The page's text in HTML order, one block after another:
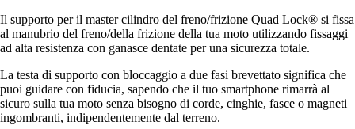
Il supporto per il master cilindro del freno/frizione Quad Lock® si fissa
al manubrio del freno/della frizione della tua moto utilizzando fissaggi
ad alta resistenza con ganasce dentate per una sicurezza totale.
La testa di supporto con bloccaggio a due fasi brevettato significa che
puoi guidare con fiducia, sapendo che il tuo smartphone rimarrà al
sicuro sulla tua moto senza bisogno di corde, cinghie, fasce o magneti
ingombranti, indipendentemente dal terreno.